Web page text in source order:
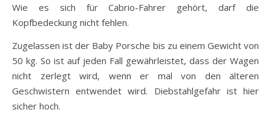
Wie es sich für Cabrio-Fahrer gehört, darf die
Kopfbedeckung nicht fehlen.
Zugelassen ist der Baby Porsche bis zu einem Gewicht von
50 kg. So ist auf jeden Fall gewährleistet, dass der Wagen
nicht zerlegt wird, wenn er mal von den älteren
Geschwistern entwendet wird. Diebstahlgefahr ist hier
sicher hoch.